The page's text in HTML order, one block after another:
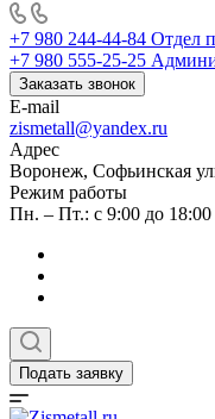
+7 980 244-44-84 Отдел
+7 980 555-25-25
Заказать звонок
E-mail
zismetall@yandex.ru
Адрес
Воронеж, Софьинская
Режим работы
Пн. – Пт.: с 9:00 до 18:00
Подать заявку